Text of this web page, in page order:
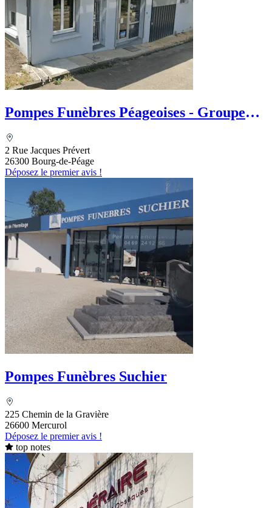
Pompes Funèbres Péageoises - Groupe
2 Rue Jacques Prévert
26300 Bourg-de-Péage
Déposez le premier avis !
Pompes Funèbres Suchier
225 Chemin de la Gravière
26600 Mercurol
Déposez le premier avis !
top notes